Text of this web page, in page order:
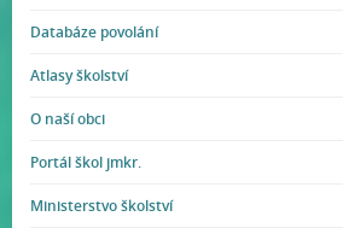
Databáze povolání
Atlasy školství
O naší obci
Portál škol jmkr.
Ministerstvo školství